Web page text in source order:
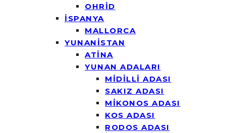
OHRİD
İSPANYA
MALLORCA
YUNANİSTAN
ATİNA
YUNAN ADALARI
MİDİLLİ ADASI
SAKIZ ADASI
MİKONOS ADASI
KOS ADASI
RODOS ADASI